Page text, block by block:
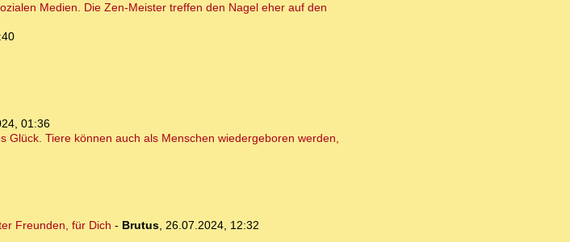
Medien. Die Zen-Meister treffen den Nagel eher auf den
01:36
Tiere können auch als Menschen wiedergeboren werden,
Freunden, für Dich - Brutus, 26.07.2024, 12:32